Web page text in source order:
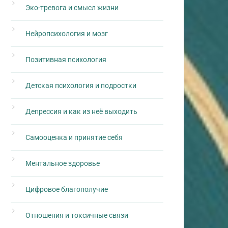
Эко-тревога и смысл жизни
Нейропсихология и мозг
Позитивная психология
Детская психология и подростки
Депрессия и как из неё выходить
Самооценка и принятие себя
Ментальное здоровье
Цифровое благополучие
Отношения и токсичные связи